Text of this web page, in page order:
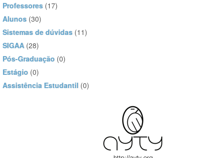
Professores (17)
Alunos (30)
Sistemas de dúvidas (11)
SIGAA (28)
Pós-Graduação (0)
Estágio (0)
Assistência Estudantil (0)